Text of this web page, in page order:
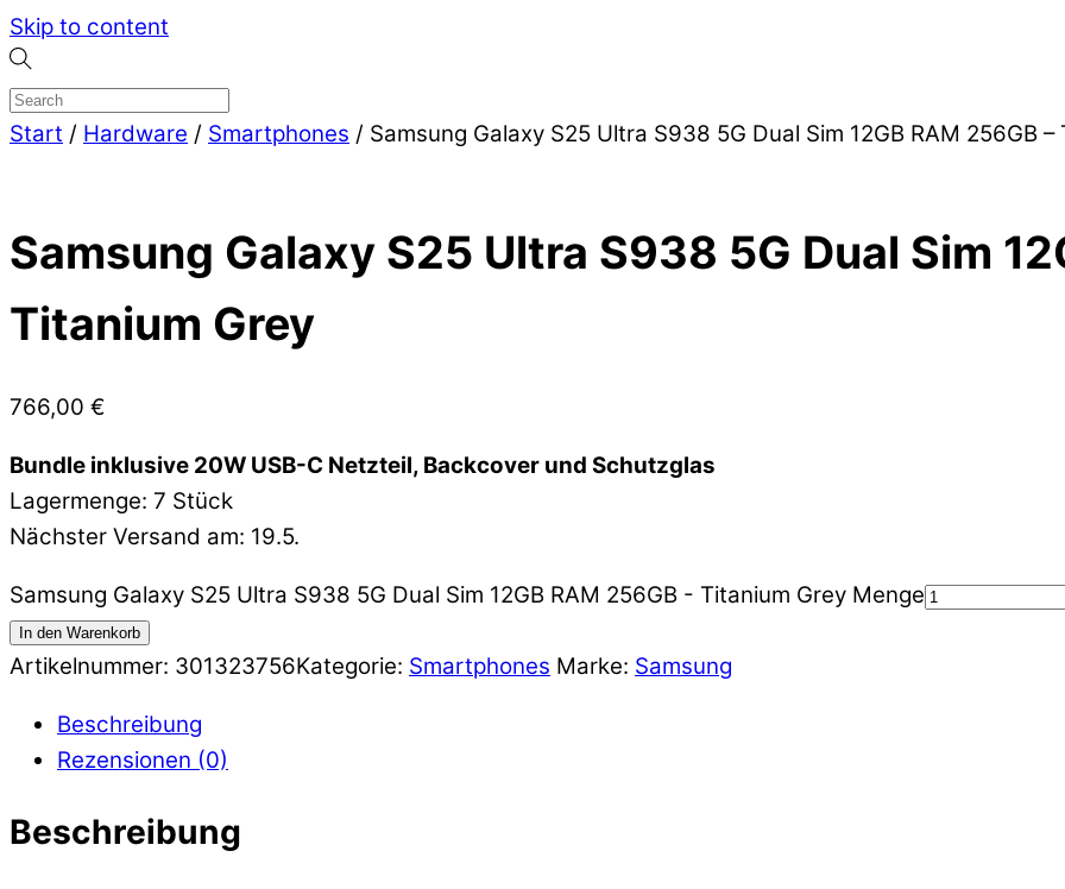
Skip to content
Start / Hardware / Smartphones / Samsung Galaxy S25 Ultra S938 5G Dual Sim 12GB RAM 256GB
Samsung Galaxy S25 Ultra S938 5G Dual Sim
Titanium Grey
766,00 €
Bundle inklusive 20W USB-C Netzteil, Backcover und Schutzglas
Lagermenge: 7 Stück
Nächster Versand am: 19.5.
Samsung Galaxy S25 Ultra S938 5G Dual Sim 12GB RAM 256GB - Titanium Grey Menge
In den Warenkorb
Artikelnummer: 301323756Kategorie: Smartphones Marke: Samsung
Beschreibung
Rezensionen (0)
Beschreibung